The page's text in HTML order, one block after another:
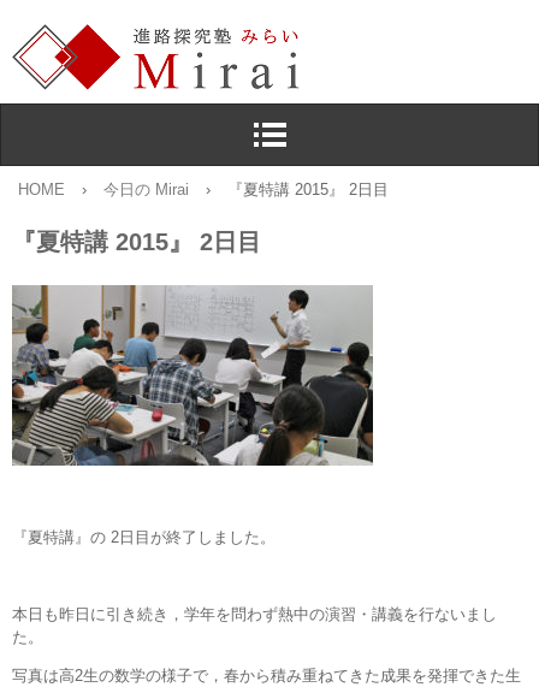
HOME › 今日の Mirai › 『夏特講 2015』 2日目
『夏特講 2015』 2日目
『夏特講』の 2日目が終了しました。
本日も昨日に引き続き，学年を問わず熱中の演習・講義を行ないまし
た。
写真は高2生の数学の様子で，春から積み重ねてきた成果を発揮できた生